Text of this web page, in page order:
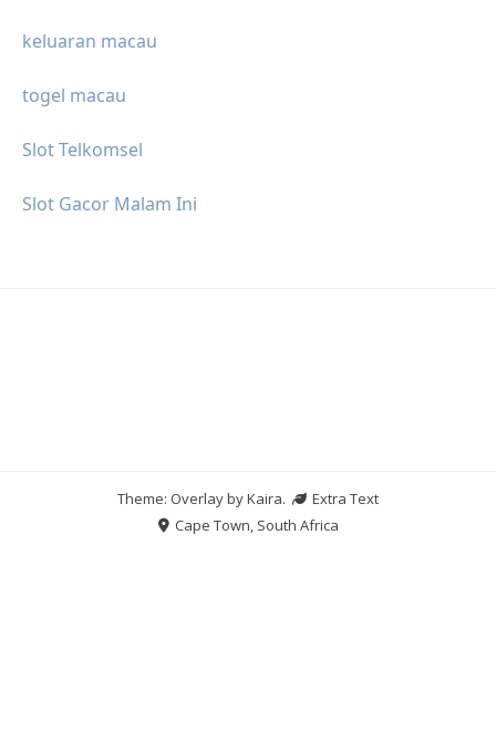
keluaran macau
togel macau
Slot Telkomsel
Slot Gacor Malam Ini
Theme: Overlay byKaira.
Extra Text
Cape Town, South Africa